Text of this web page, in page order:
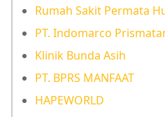
Rumah Sakit Permata
PT. Indomarco
Klinik Bunda Asih
PT. BPRS MANFAAT
HAPEWORLD